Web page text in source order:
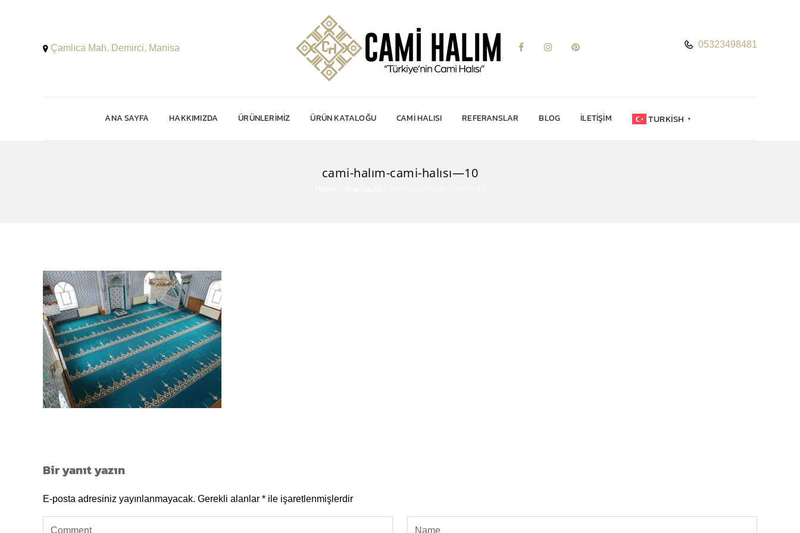
Çamlıca Mah. Demirci, Manisa 05323498481
ANA SAYFA HAKKIMIZDA ÜRÜNLERIMIZ ÜRÜN KATALOĞU CAMI HALISI REFERANSLAR BLOG İLETIŞIM TURKISH ▼
cami-halım-cami-halısı—10
Bir yanıt yazın
E-posta adresiniz yayınlanmayacak. Gerekli alanlar * ile işaretlenmişlerdir